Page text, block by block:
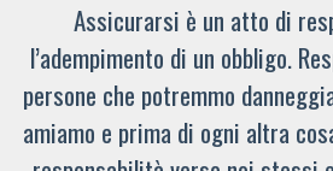
Assicurarsi è un atto di
l’adempimento di un obbligo.
persone che potremmo
amiamo e prima di ogni altra